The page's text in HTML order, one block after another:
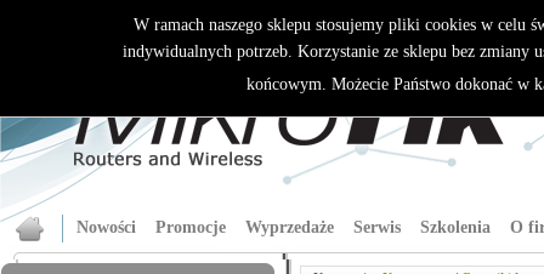
Nowości Promocje Wyprzedaże Serwis Szkolenia O
W ramach naszego sklepu stosujemy pliki cookies w celu
indywidualnych potrzeb. Korzystanie ze sklepu bez zmiany
końcowym. Możecie Państwo dokonać w